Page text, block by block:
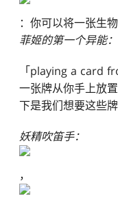
：你可以将一张生
菲姬的第一个异能：
「playing a card
一张牌从你手上放
下是我们想要这些
妖精吹笛手：
，